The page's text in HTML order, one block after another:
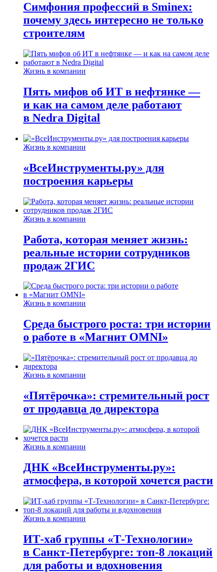
Симфония профессий в Sminex:
почему здесь интересно не только
строителям
Жизнь в компании
Пять мифов об ИТ в нефтянке —
и как на самом деле работают
в Nedra Digital
Жизнь в компании
«ВсеИнструменты.ру» для
построения карьеры
Жизнь в компании
Работа, которая меняет жизнь:
реальные истории сотрудников
продаж 2ГИС
Жизнь в компании
Среда быстрого роста: три истории
о работе в «Магнит OMNI»
Жизнь в компании
«Пятёрочка»: стремительный рост
от продавца до директора
Жизнь в компании
ДНК «ВсеИнструменты.ру»:
атмосфера, в которой хочется расти
Жизнь в компании
ИТ-хаб группы «Т-Технологии»
в Санкт-Петербурге: топ-8 локаций
для работы и вдохновения